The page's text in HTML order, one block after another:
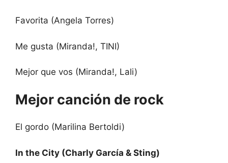
Favorita (Angela Torres)
Me gusta (Miranda!, TINI)
Mejor que vos (Miranda!, Lali)
Mejor canción de rock
El gordo (Marilina Bertoldi)
In the City (Charly García & Sting)